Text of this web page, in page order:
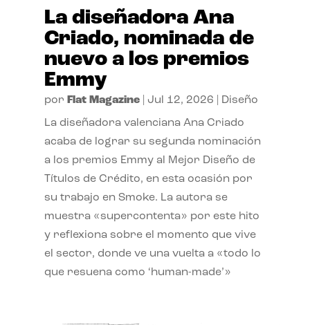
La diseñadora Ana
Criado, nominada de
nuevo a los premios
Emmy
por Flat Magazine| Jul 12, 2026 Diseño
La diseñadora valenciana Ana Criado
acaba de lograr su segunda nominación
a los premios Emmy al Mejor Diseño de
Títulos de Crédito, en esta ocasión por
su trabajo en Smoke. La autora se
muestra «supercontenta» por este hito
y reflexiona sobre el momento que vive
el sector, donde ve una vuelta a «todo lo
que resuena como ‘human-made’»